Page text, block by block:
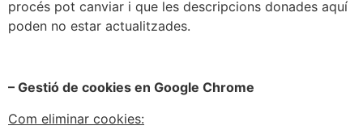
procés pot canviar i que les descripcions donades aquí
poden no estar actualitzades.
– Gestió de cookies en Google Chrome
Com eliminar cookies: